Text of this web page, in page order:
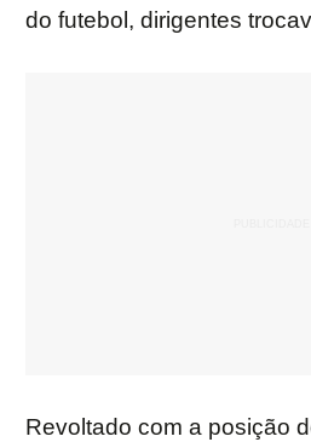
do futebol, dirigentes
Revoltado com a posição